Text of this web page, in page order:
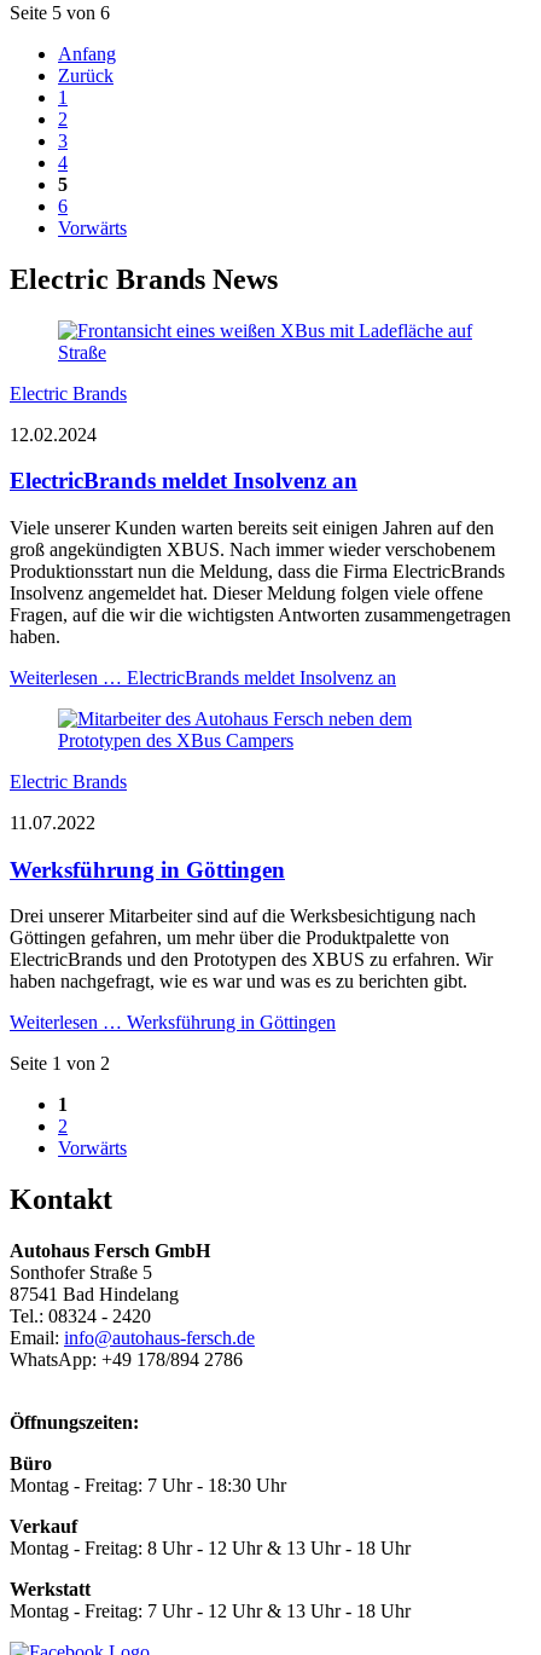
Seite 5 von 6
Anfang
Zurück
1
2
3
4
5
6
Vorwärts
Electric Brands News
Electric Brands
12.02.2024
ElectricBrands meldet Insolvenz an
Viele unserer Kunden warten bereits seit einigen Jahren auf den
groß angekündigten XBUS. Nach immer wieder verschobenem
Produktionsstart nun die Meldung, dass die Firma ElectricBrands
Insolvenz angemeldet hat. Dieser Meldung folgen viele offene
Fragen, auf die wir die wichtigsten Antworten zusammengetragen
haben.
Weiterlesen … ElectricBrands meldet Insolvenz an
Electric Brands
11.07.2022
Werksführung in Göttingen
Drei unserer Mitarbeiter sind auf die Werksbesichtigung nach
Göttingen gefahren, um mehr über die Produktpalette von
ElectricBrands und den Prototypen des XBUS zu erfahren. Wir
haben nachgefragt, wie es war und was es zu berichten gibt.
Weiterlesen … Werksführung in Göttingen
Seite 1 von 2
1
2
Vorwärts
Kontakt
Autohaus Fersch GmbH
Sonthofer Straße 5
87541 Bad Hindelang
Tel.: 08324 - 2420
Email: info@autohaus-fersch.de
WhatsApp: +49 178/894 2786
Öffnungszeiten:
Büro
Montag - Freitag: 7 Uhr - 18:30 Uhr
Verkauf
Montag - Freitag: 8 Uhr - 12 Uhr & 13 Uhr - 18 Uhr
Werkstatt
Montag - Freitag: 7 Uhr - 12 Uhr & 13 Uhr - 18 Uhr